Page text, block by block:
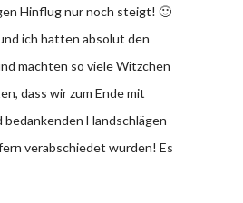
Hinflug nur noch steigt! 🙂
ich hatten absolut den
machten so viele Witzchen
dass wir zum Ende mit
bedankenden Handschlägen
verabschiedet wurden! Es